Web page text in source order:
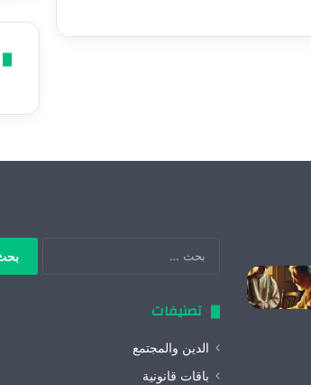
تصنيفات
الدين والمجتمع
باقات قانونية